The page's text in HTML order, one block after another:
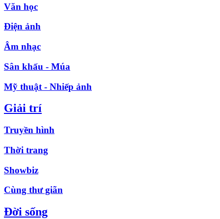
Văn học
Điện ảnh
Âm nhạc
Sân khấu - Múa
Mỹ thuật - Nhiếp ảnh
Giải trí
Truyền hình
Thời trang
Showbiz
Cùng thư giãn
Đời sống